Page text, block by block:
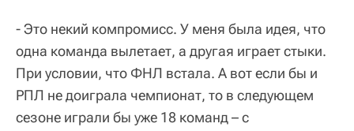
- Это некий компромисс. У меня была идея, что
одна команда вылетает, а другая играет стыки.
При условии, что ФНЛ встала. А вот если бы и
РПЛ не доиграла чемпионат, то в следующем
сезоне играли бы уже 18 команд – с